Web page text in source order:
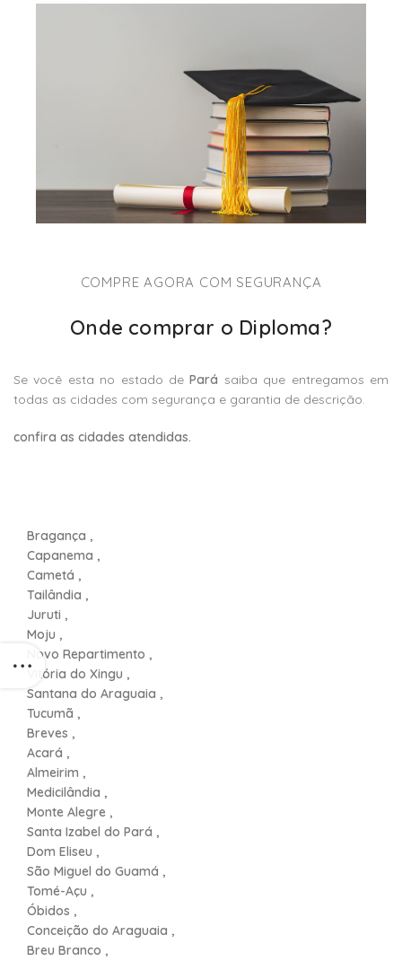
COMPRE AGORA COM SEGURANÇA
Onde comprar o Diploma?
Se você esta no estado dePará saiba que entregamos em
todas as cidades com segurança e garantia de descrição.
confira as cidades atendidas.
Bragança ,
Capanema ,
Cametá ,
Tailândia ,
Juruti ,
Moju ,
Novo Repartimento ,
Vitória do Xingu ,
Santana do Araguaia ,
Tucumã ,
Breves ,
Acará ,
Almeirim ,
Medicilândia ,
Monte Alegre ,
Santa Izabel do Pará ,
Dom Eliseu ,
São Miguel do Guamá ,
Tomé-Açu ,
Óbidos ,
Conceição do Araguaia ,
Breu Branco ,